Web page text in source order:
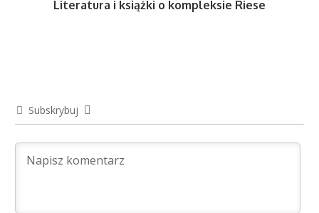
Literatura i książki o kompleksie Riese
Subskrybuj